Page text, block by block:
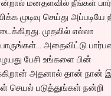
மனதளவில் நீங்கள்
முடிவு செய்து
முதலில் எல்லா
அதைவிட்டு
பேசி உங்களை பின்
அதனால் தான் நான்
செயல் படுத்துங்கள் நன்றி